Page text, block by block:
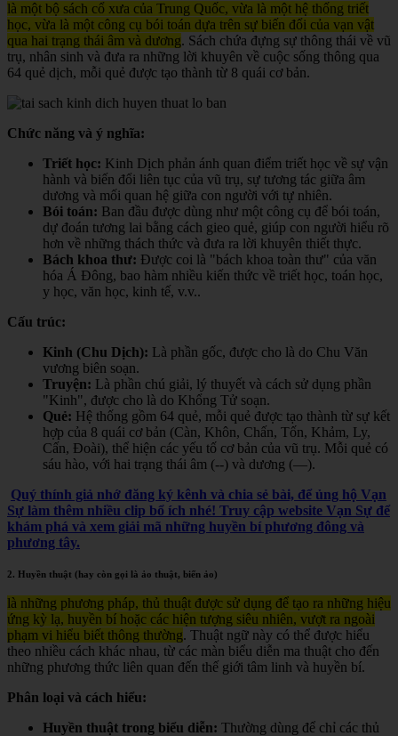
là một bộ sách cổ xưa của Trung Quốc, vừa là một hệ thống triết
học, vừa là một công cụ bói toán dựa trên sự biến đổi của vạn vật
qua hai trạng thái âm và dương. Sách chứa đựng sự thông thái về vũ
trụ, nhân sinh và đưa ra những lời khuyên về cuộc sống thông qua
64 quẻ dịch, mỗi quẻ được tạo thành từ 8 quái cơ bản.
Chức năng và ý nghĩa:
Triết học: Kinh Dịch phản ánh quan điểm triết học về sự vận
hành và biến đổi liên tục của vũ trụ, sự tương tác giữa âm
dương và mối quan hệ giữa con người với tự nhiên.
Bói toán: Ban đầu được dùng như một công cụ để bói toán,
dự đoán tương lai bằng cách gieo quẻ, giúp con người hiểu rõ
hơn về những thách thức và đưa ra lời khuyên thiết thực.
Bách khoa thư: Được coi là "bách khoa toàn thư" của văn
hóa Á Đông, bao hàm nhiều kiến thức về triết học, toán học,
y học, văn học, kinh tế, v.v..
Cấu trúc:
Kinh (Chu Dịch): Là phần gốc, được cho là do Chu Văn
vương biên soạn.
Truyện: Là phần chú giải, lý thuyết và cách sử dụng phần
"Kinh", được cho là do Khổng Tử soạn.
Quẻ: Hệ thống gồm 64 quẻ, mỗi quẻ được tạo thành từ sự kết
hợp của 8 quái cơ bản (Càn, Khôn, Chấn, Tốn, Khảm, Ly,
Cấn, Đoài), thể hiện các yếu tố cơ bản của vũ trụ. Mỗi quẻ có
sáu hào, với hai trạng thái âm (--) và dương (—).
Quý thính giả nhớ đăng ký kênh và chia sẻ bài, để ủng hộ Vạn
Sự làm thêm nhiều clip bổ ích nhé! Truy cập website Vạn Sự để
khám phá và xem giải mã những huyền bí phương đông và
phương tây.
2. Huyền thuật (hay còn gọi là ảo thuật, biến ảo)
là những phương pháp, thủ thuật được sử dụng để tạo ra những hiệu
ứng kỳ lạ, huyền bí hoặc các hiện tượng siêu nhiên, vượt ra ngoài
phạm vi hiểu biết thông thường. Thuật ngữ này có thể được hiểu
theo nhiều cách khác nhau, từ các màn biểu diễn ma thuật cho đến
những phương thức liên quan đến thế giới tâm linh và huyền bí.
Phân loại và cách hiểu:
Huyền thuật trong biểu diễn: Thường dùng để chỉ các thủ